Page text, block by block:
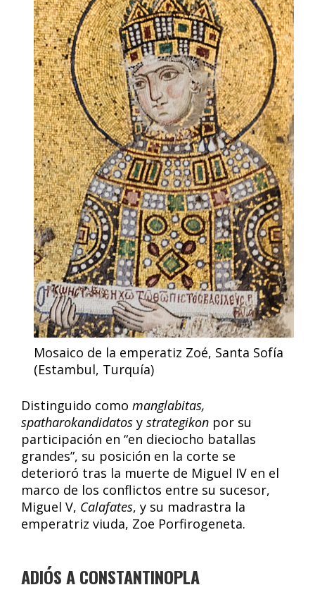
Mosaico de la emperatiz Zoé, Santa Sofía
(Estambul, Turquía)
Distinguido como manglabitas,
spatharokandidatos y strategikon por su
participación en “en dieciocho batallas
grandes”, su posición en la corte se
deterioró tras la muerte de Miguel IV en el
marco de los conflictos entre su sucesor,
Miguel V, Calafates, y su madrastra la
emperatriz viuda, Zoe Porfirogeneta.
ADIÓS A CONSTANTINOPLA